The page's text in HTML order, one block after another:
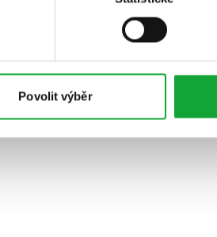
Povolit výběr